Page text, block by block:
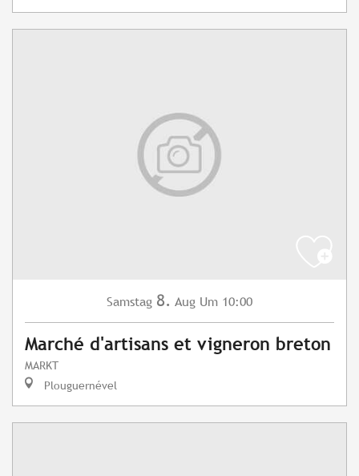
Samstag 8. Aug Um 10:00
Marché d'artisans et vigneron breton
MARKT
Plouguernével